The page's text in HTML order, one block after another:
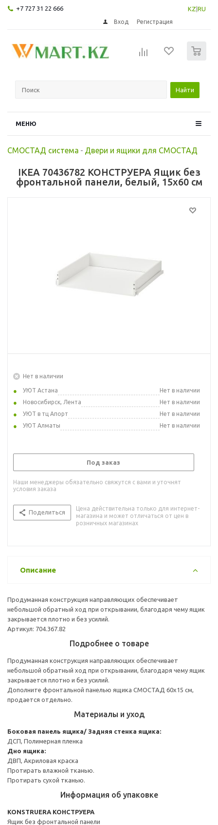
+7 727 31 22 666 KZ RU
Вход Регистрация
Найти
МЕНЮ
СМОСТАД система - Двери и ящики для СМОСТАД
IKEA 70436782 КОНСТРУЕРА Ящик без
фронтальной панели, белый, 15x60 см
Нет в наличии
УЮТ Астана
Нет в наличии
Новосибирск, Лента
Нет в наличии
УЮТ в тц Апорт
Нет в наличии
УЮТ Алматы
Нет в наличии
Под заказ
Наши менеджеры обязательно свяжутся с вами и уточнят
условия заказа
Поделиться
Цена действительна только для интернет-
магазина и может отличаться от цен в
розничных магазинах
Описание
Продуманная конструкция направляющих обеспечивает
небольшой обратный ход при открывании, благодаря чему ящик
закрывается плотно и без усилий.
Артикул: 704.367.82
Подробнее о товаре
Продуманная конструкция направляющих обеспечивает
небольшой обратный ход при открывании, благодаря чему ящик
закрывается плотно и без усилий.
Дополните фронтальной панелью ящика СМОСТАД 60x15 см,
продается отдельно.
Материалы и уход
Боковая панель ящика/ Задняя стенка ящика:
ДСП, Полимерная пленка
Дно ящика:
ДВП, Акриловая краска
Протирать влажной тканью.
Протирать сухой тканью.
Информация об упаковке
KONSTRUERA КОНСТРУЕРА
Ящик без фронтальной панели